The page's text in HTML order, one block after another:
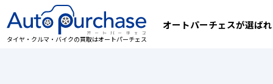
タイヤ・クルマ・バイクの買取はオートパーチェス
オートパーチェスが選ば